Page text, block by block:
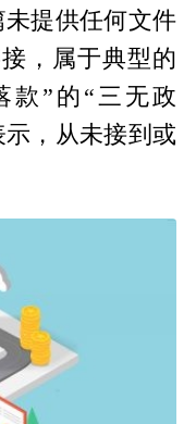
提供任何文件
，属于典型的
款”的“三无政
，从未接到或